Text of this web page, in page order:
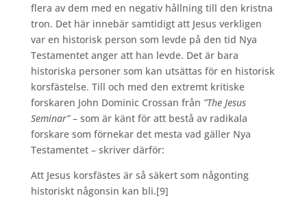
flera av dem med en negativ hållning till den kristna
tron. Det här innebär samtidigt att Jesus verkligen
var en historisk person som levde på den tid Nya
Testamentet anger att han levde. Det är bara
historiska personer som kan utsättas för en historisk
korsfästelse. Till och med den extremt kritiske
forskaren John Dominic Crossan från ”The Jesus
Seminar”– som är känt för att bestå av radikala
forskare som förnekar det mesta vad gäller Nya
Testamentet – skriver därför:
Att Jesus korsfästes är så säkert som någonting
historiskt någonsin kan bli.[9]